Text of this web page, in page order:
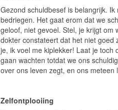
Gezond schuldbesef is belangrijk. Ik
bedriegen. Het gaat erom dat we
geloof, niet gevoel. Stel, je krijgt om
dokter constateert dat het niet goed
je, ik voel me kiplekker! Laat je toch
gaan wachten totdat we ons
over ons leven zegt, en ons meteen
Zelfontplooiing